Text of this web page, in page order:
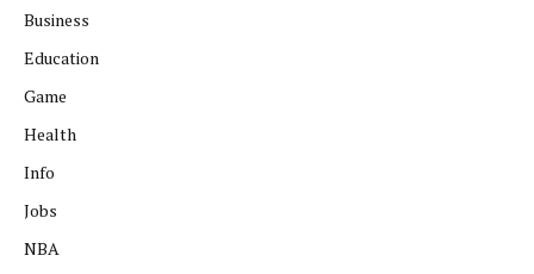
Business
Education
Game
Health
Info
Jobs
NBA